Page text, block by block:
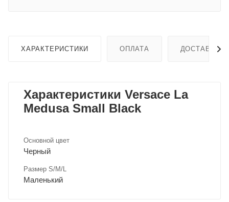
ХАРАКТЕРИСТИКИ ОПЛАТА ДОСТАВКА
Характеристики Versace La
Medusa Small Black
Основной цвет
Черный
Размер S/M/L
Маленький